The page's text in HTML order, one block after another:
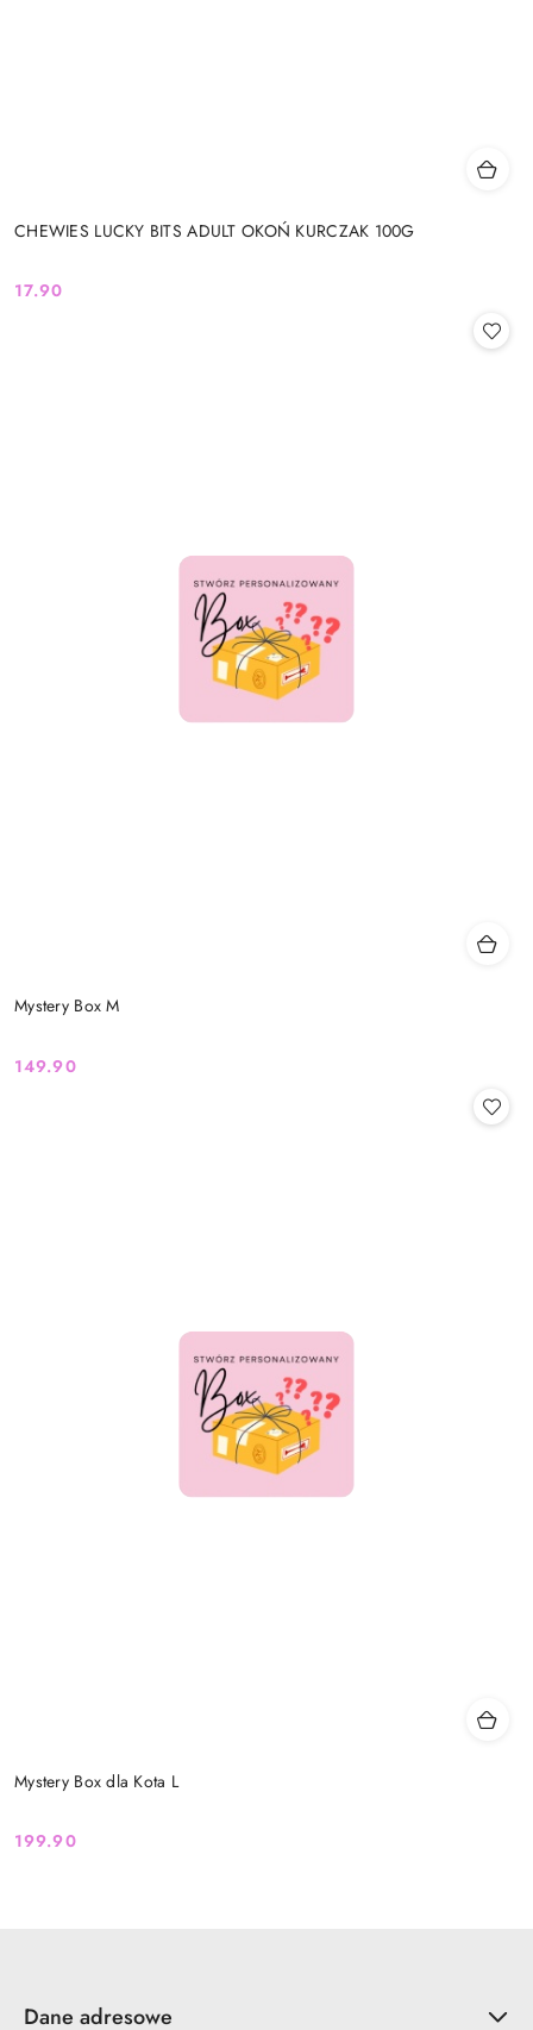
CHEWIES LUCKY BITS ADULT OKOŃ KURCZAK 100G
Cena:
17.90
Mystery Box M
Cena:
149.90
Mystery Box dla Kota L
Cena:
199.90
Dane adresowe